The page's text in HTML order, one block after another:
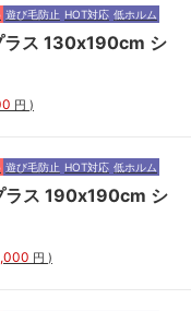
遊び毛防止 HOT対応 低ホルム
ラス 130x190cm シ
円 )
遊び毛防止 HOT対応 低ホルム
ラス 190x190cm シ
円 )